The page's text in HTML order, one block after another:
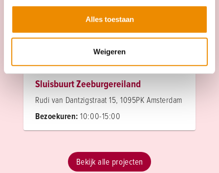
Alles toestaan
Weigeren
Bezoekuren:10:00-15:00
Sluisbuurt Zeeburgereiland
Rudi van Dantzigstraat 15, 1095PK Amsterdam
Bezoekuren: 10:00-15:00
Bekijk alle projecten